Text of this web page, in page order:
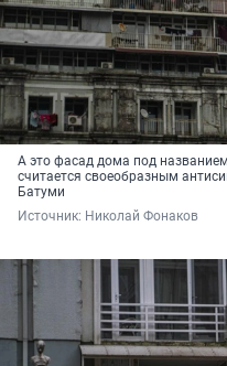
А это фасад дома под
считается своеобразным
Батуми
Источник: Николай Фонаков